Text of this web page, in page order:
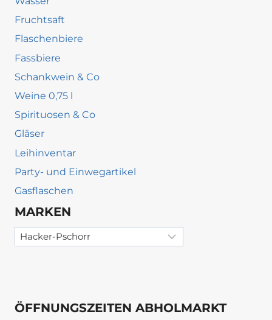
Fruchtsaft
Flaschenbiere
Fassbiere
Schankwein & Co
Weine 0,75 l
Spirituosen & Co
Gläser
Leihinventar
Party- und Einwegartikel
Gasflaschen
MARKEN
ÖFFNUNGSZEITEN ABHOLMARKT